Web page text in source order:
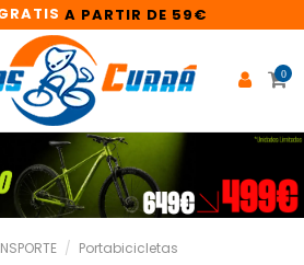
A PARTIR DE 59€
0
Portabicicletas